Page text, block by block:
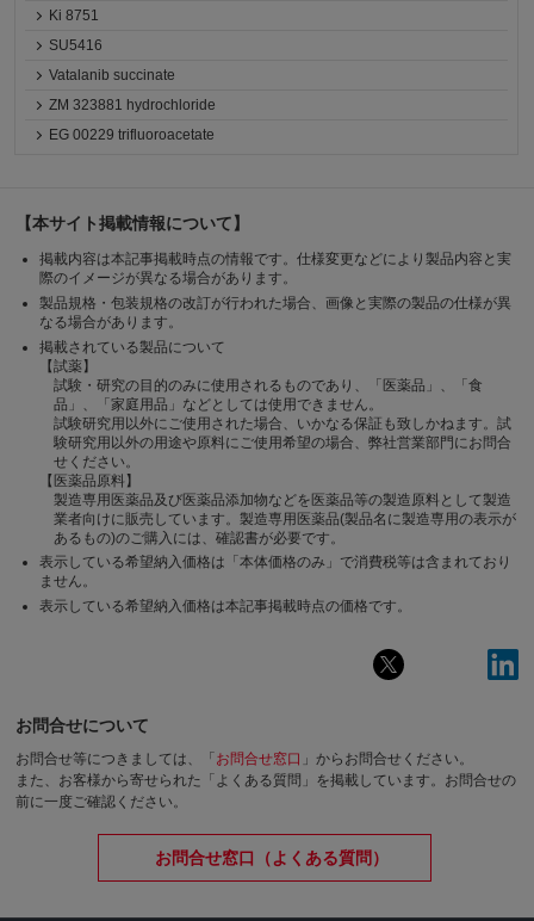
Ki 8751
SU5416
Vatalanib succinate
ZM 323881 hydrochloride
EG 00229 trifluoroacetate
【本サイト掲載情報について】
掲載内容は本記事掲載時点の情報です。仕様変更などにより製品内容と実
際のイメージが異なる場合があります。
製品規格・包装規格の改訂が行われた場合、画像と実際の製品の仕様が異
なる場合があります。
掲載されている製品について
【試薬】
試験・研究の目的のみに使用されるものであり、「医薬品」、「食
品」、「家庭用品」などとしては使用できません。
試験研究用以外にご使用された場合、いかなる保証も致しかねます。試
験研究用以外の用途や原料にご使用希望の場合、弊社営業部門にお問合
せください。
【医薬品原料】
製造専用医薬品及び医薬品添加物などを医薬品等の製造原料として製造
業者向けに販売しています。製造専用医薬品(製品名に製造専用の表示が
あるもの)のご購入には、確認書が必要です。
表示している希望納入価格は「本体価格のみ」で消費税等は含まれており
ません。
表示している希望納入価格は本記事掲載時点の価格です。
お問合せについて
お問合せ等につきましては、「 お問合せ窓口 」からお問合せください。
また、お客様から寄せられた「よくある質問」を掲載しています。お問合せの
前に一度ご確認ください。
お問合せ窓口（よくある質問）